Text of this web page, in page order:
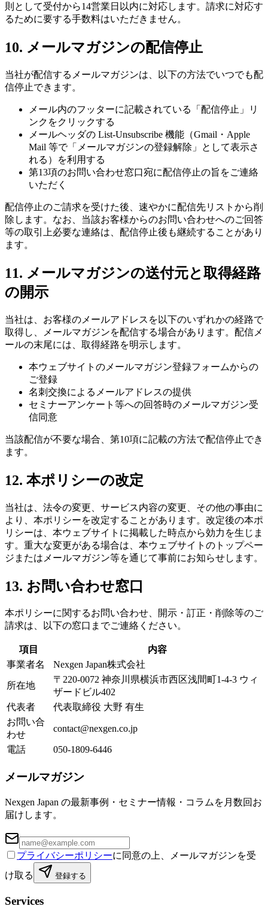
則として受付から14営業日以内に対応します。請求に対応す
るために要する手数料はいただきません。
10. メールマガジンの配信停止
当社が配信するメールマガジンは、以下の方法でいつでも配
信停止できます。
メール内のフッターに記載されている「配信停止」リ
ンクをクリックする
メールヘッダの List-Unsubscribe 機能（Gmail・Apple
Mail 等で「メールマガジンの登録解除」として表示さ
れる）を利用する
第13項のお問い合わせ窓口宛に配信停止の旨をご連絡
いただく
配信停止のご請求を受けた後、速やかに配信先リストから削
除します。なお、当該お客様からのお問い合わせへのご回答
等の取引上必要な連絡は、配信停止後も継続することがあり
ます。
11. メールマガジンの送付元と取得経路
の開示
当社は、お客様のメールアドレスを以下のいずれかの経路で
取得し、メールマガジンを配信する場合があります。配信メ
ールの末尾には、取得経路を明示します。
本ウェブサイトのメールマガジン登録フォームからの
ご登録
名刺交換によるメールアドレスの提供
セミナーアンケート等への回答時のメールマガジン受
信同意
当該配信が不要な場合、第10項に記載の方法で配信停止でき
ます。
12. 本ポリシーの改定
当社は、法令の変更、サービス内容の変更、その他の事由に
より、本ポリシーを改定することがあります。改定後の本ポ
リシーは、本ウェブサイトに掲載した時点から効力を生じま
す。重大な変更がある場合は、本ウェブサイトのトップペー
ジまたはメールマガジン等を通じて事前にお知らせします。
13. お問い合わせ窓口
本ポリシーに関するお問い合わせ、開示・訂正・削除等のご
請求は、以下の窓口までご連絡ください。
項目
内容
事業者名
Nexgen Japan株式会社
所在地
〒220-0072 神奈川県横浜市西区浅間町1-4-3 ウィ
ザードビル402
代表者
代表取締役 大野 有生
お問い合
わせ
contact@nexgen.co.jp
電話 050-1809-6446
メールマガジン
Nexgen Japan の最新事例・セミナー情報・コラムを月数回お
届けします。
プライバシーポリシーに同意の上、メールマガジンを受
け取る
登録する
Services